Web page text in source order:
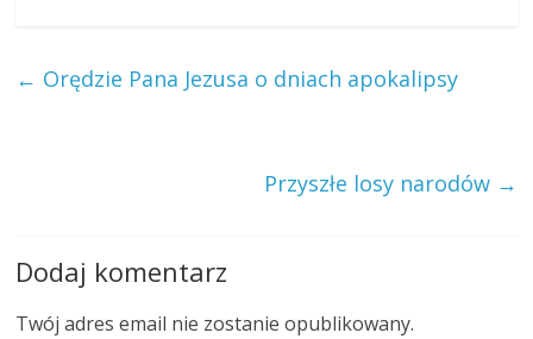
← Orędzie Pana Jezusa o dniach apokalipsy
Przyszłe losy narodów →
Dodaj komentarz
Twój adres email nie zostanie opublikowany.